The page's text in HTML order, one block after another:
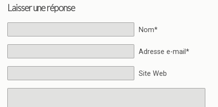
Laisser une réponse
Nom*
Adresse e-mail*
Site Web